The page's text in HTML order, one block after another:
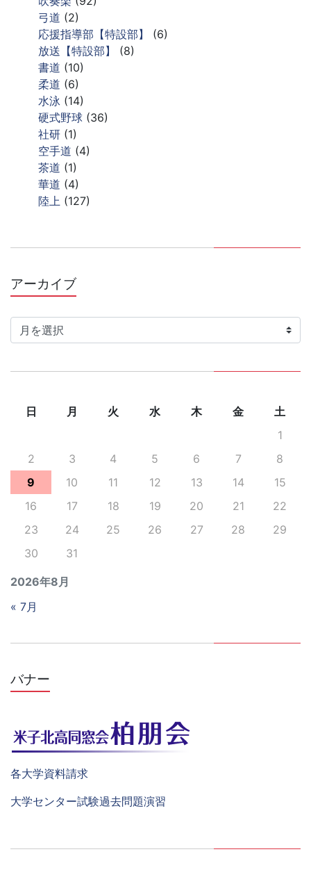
弓道 (2)
応援指導部【特設部】
(6)
放送【特設部】
(8)
書道 (10)
柔道 (6)
水泳 (14)
硬式野球 (36)
社研 (1)
空手道 (4)
茶道 (1)
華道 (4)
陸上 (127)
アーカイブア
ー
カ
2026年8月
日 月 火 水 木 金
土
1
2
3 4 5 6 7
8
9
10 11 12 13 14
15
16
17 18 19 20 21
22
23
24 25 26 27 28
29
30
31
« 7月
バナー
各大学資料請求
大学センター試験過去問題演習